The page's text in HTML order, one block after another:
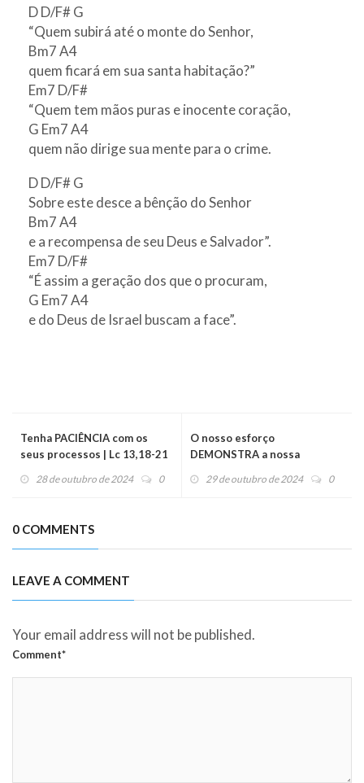
D D/F# G
“Quem subirá até o monte do Senhor,
Bm7 A4
quem ficará em sua santa habitação?”
Em7 D/F#
“Quem tem mãos puras e inocente coração,
G Em7 A4
quem não dirige sua mente para o crime.
D D/F# G
Sobre este desce a bênção do Senhor
Bm7 A4
e a recompensa de seu Deus e Salvador”.
Em7 D/F#
“É assim a geração dos que o procuram,
G Em7 A4
e do Deus de Israel buscam a face”.
Tenha PACIÊNCIA com os
seus processos | Lc 13,18-21
28 de outubro de 2024 0
O nosso esforço
DEMONSTRA a nossa
Evangelho do dia (30/10/24)
29 de outubro de 2024 0
0 COMMENTS
LEAVE A COMMENT
Your email address will not be published.
Comment*